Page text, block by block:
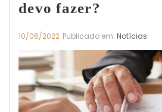
devo fazer?
10/06/2022 Publicado em: Notícias